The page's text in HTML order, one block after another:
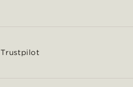
Trustpilot